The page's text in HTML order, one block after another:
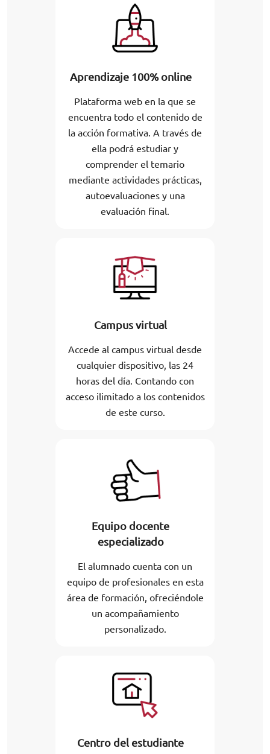
Aprendizaje 100% online
Plataforma web en la que se
encuentra todo el contenido de
la acción formativa. A través de
ella podrá estudiar y
comprender el temario
mediante actividades prácticas,
autoevaluaciones y una
evaluación final.
Campus virtual
Accede al campus virtual desde
cualquier dispositivo, las 24
horas del día. Contando con
acceso ilimitado a los contenidos
de este curso.
Equipo docente
especializado
El alumnado cuenta con un
equipo de profesionales en esta
área de formación, ofreciéndole
un acompañamiento
personalizado.
Centro del estudiante